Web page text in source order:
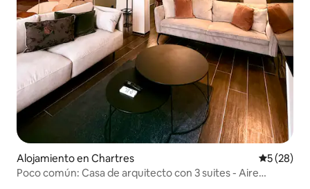
Alojamiento en Chartres
5 (28)
Poco común: Casa de arquitecto con 3 suites - Aire